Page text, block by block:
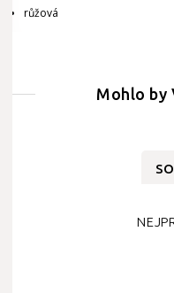
růžová
Mohlo by